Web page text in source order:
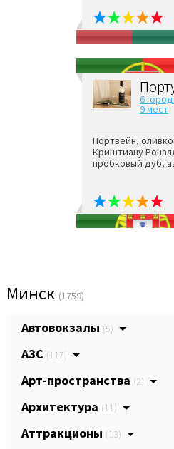
6
9 мест
Портвейн,
Криштиану
пробковый дуб,
Минск (1759)
Автовокзалы (5)
АЗС (117)
Арт-пространства (2)
Архитектура (11)
Аттракционы (13)